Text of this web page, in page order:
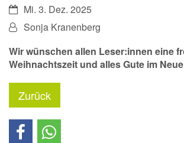
Datum:Mi. 3. Dez. 2025
Von:Sonja Kranenberg
Wir wünschen allen Leser:innen eine
Weihnachtszeit und alles Gute im
Zurück